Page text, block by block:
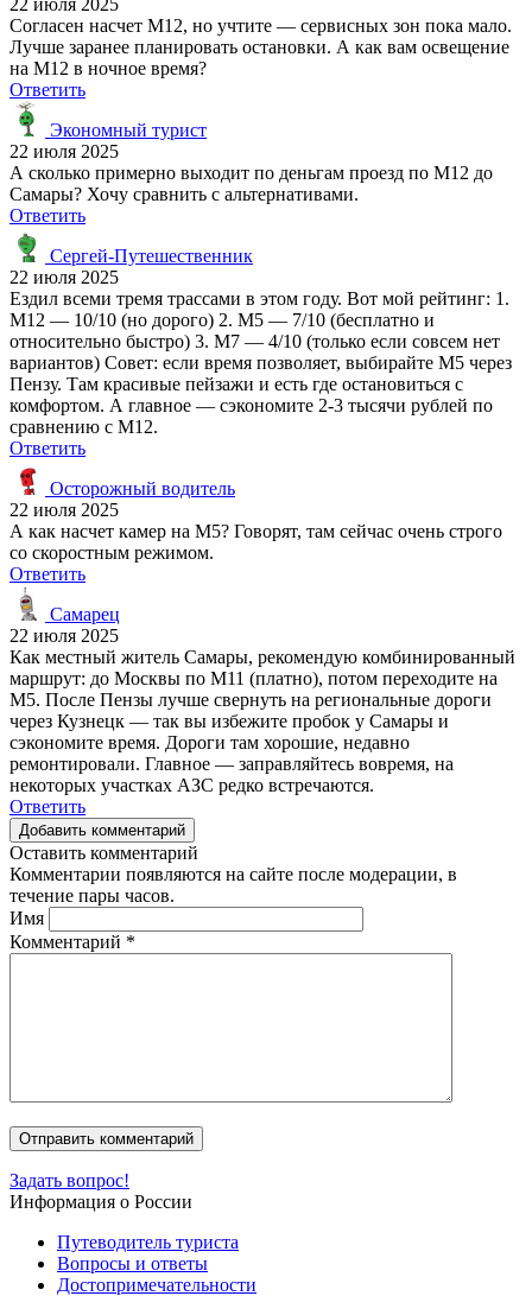
Согласен насчет М12, но учтите — сервисных зон пока мало.
Лучше заранее планировать остановки. А как вам освещение
на М12 в ночное время?
Ответить
Экономный турист
22 июля 2025
А сколько примерно выходит по деньгам проезд по М12 до
Самары? Хочу сравнить с альтернативами.
Ответить
Сергей-Путешественник
22 июля 2025
Ездил всеми тремя трассами в этом году. Вот мой рейтинг: 1.
М12 — 10/10 (но дорого) 2. М5 — 7/10 (бесплатно и
относительно быстро) 3. М7 — 4/10 (только если совсем нет
вариантов) Совет: если время позволяет, выбирайте М5 через
Пензу. Там красивые пейзажи и есть где остановиться с
комфортом. А главное — сэкономите 2-3 тысячи рублей по
сравнению с М12.
Ответить
Осторожный водитель
22 июля 2025
А как насчет камер на М5? Говорят, там сейчас очень строго
со скоростным режимом.
Ответить
Самарец
22 июля 2025
Как местный житель Самары, рекомендую комбинированный
маршрут: до Москвы по М11 (платно), потом переходите на
М5. После Пензы лучше свернуть на региональные дороги
через Кузнецк — так вы избежите пробок у Самары и
сэкономите время. Дороги там хорошие, недавно
ремонтировали. Главное — заправляйтесь вовремя, на
некоторых участках АЗС редко встречаются.
Ответить
Добавить комментарий
Оставить комментарий
Комментарии появляются на сайте после модерации, в
течение пары часов.
Имя
Комментарий *
Задать вопрос!
Информация о России
Путеводитель туриста
Вопросы и ответы
Достопримечательности